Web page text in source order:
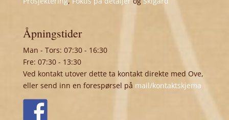
Åpningstider
Man - Tors: 07:30 - 16:30
Fre: 07:30 - 13:30
Ved kontakt utover dette ta kontakt direkte med Ove,
eller send inn en forespørsel på mail/kontaktskjema